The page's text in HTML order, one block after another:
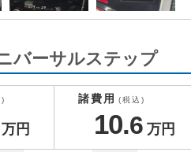
バーサルステップ
万円
諸費用 (税込)
10.6 万円